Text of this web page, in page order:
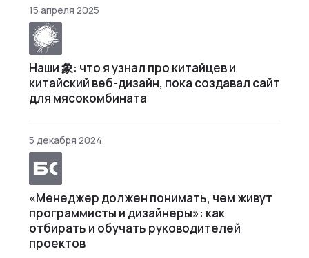
15 апреля 2025
Наши 象: что я узнал про китайцев и
китайский веб-дизайн, пока создавал сайт
для мясокомбината
5 декабря 2024
«Менеджер должен понимать, чем живут
программисты и дизайнеры»: как
отбирать и обучать руководителей
проектов